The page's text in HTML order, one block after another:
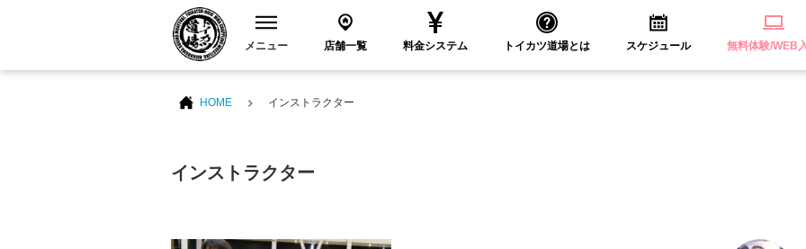
メニュー 店舗一覧 料金システム トイカツ道場とは スケジュール 無料体験/WEB
HOME インストラクター
インストラクター